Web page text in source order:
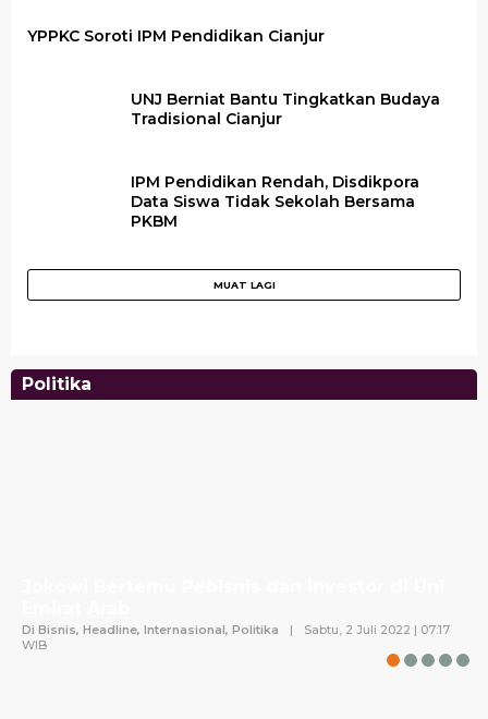
YPPKC Soroti IPM Pendidikan Cianjur
UNJ Berniat Bantu Tingkatkan Budaya
Tradisional Cianjur
IPM Pendidikan Rendah, Disdikpora
Data Siswa Tidak Sekolah Bersama
PKBM
Politika
Di News, Politika, Ragam | Senin, 25 Juli 2022 | 13:39 WIB
Di Bisnis, Headline, Internasional, Politika |
Sabtu, 2 Juli 2022 | 07:17
WIB